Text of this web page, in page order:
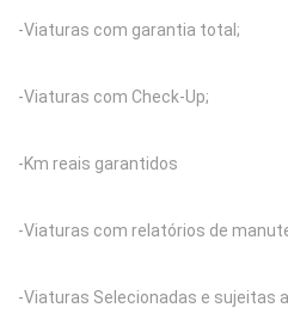
-Viaturas com garantia total;
-Viaturas com Check-Up;
-Km reais garantidos
-Viaturas com relatórios de
-Viaturas Selecionadas e sujeitas